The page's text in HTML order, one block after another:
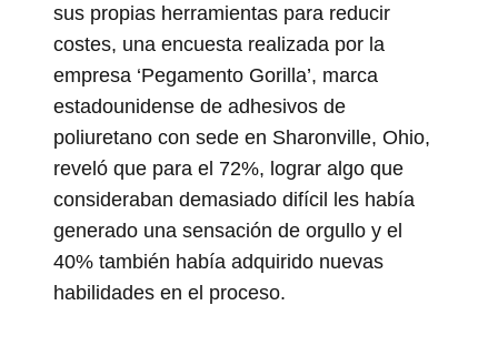
sus propias herramientas para reducir
costes, una encuesta realizada por la
empresa ‘Pegamento Gorilla’, marca
estadounidense de adhesivos de
poliuretano con sede en Sharonville, Ohio,
reveló que para el 72%, lograr algo que
consideraban demasiado difícil les había
generado una sensación de orgullo y el
40% también había adquirido nuevas
habilidades en el proceso.